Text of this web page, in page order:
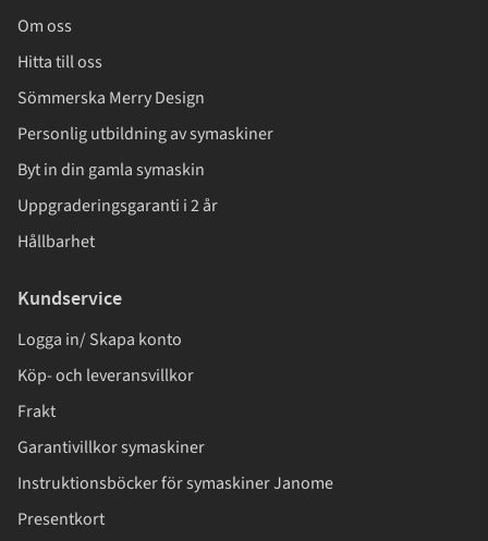
Om oss
Hitta till oss
Sömmerska Merry Design
Personlig utbildning av symaskiner
Byt in din gamla symaskin
Uppgraderingsgaranti i 2 år
Hållbarhet
Kundservice
Logga in/ Skapa konto
Köp- och leveransvillkor
Frakt
Garantivillkor symaskiner
Instruktionsböcker för symaskiner Janome
Presentkort